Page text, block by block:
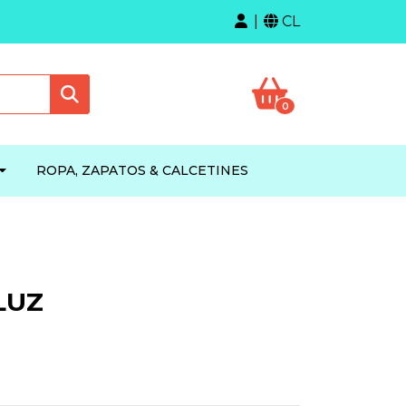
CL
0
ROPA, ZAPATOS & CALCETINES